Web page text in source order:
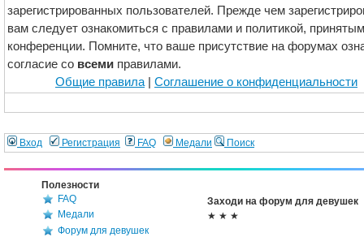
зарегистрированных пользователей. Прежде чем
вам следует ознакомиться с правилами и политикой,
конференции. Помните, что ваше присутствие на форумах
согласие со всеми правилами.
Общие правила
Соглашение о конфиденциальности
Вход Регистрация FAQ Медали Поиск
Полезности
FAQ
Медали
Форум для девушек
Заходи на форум для девушек
★ ★ ★